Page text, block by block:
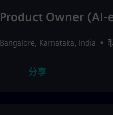
Product Owner
Bangalore, Karnataka, India •
分享